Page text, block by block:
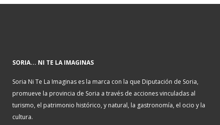
SORIA... NI TE LA IMAGINAS
Soria Ni Te La Imaginas es la marca con la que Diputación de Soria,
promueve la provincia de Soria a través de acciones vinculadas al
turismo, el patrimonio histórico, y natural, la gastronomía, el ocio y la
cultura.